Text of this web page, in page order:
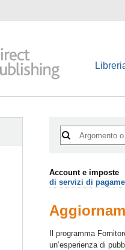
Account e imposte
di servizi di
Il programma
un’esperienza di